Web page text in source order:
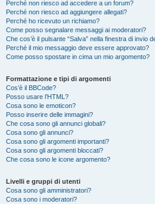
Perché non riesco ad accedere a un forum?
Perché non riesco ad aggiungere allegati?
Perché ho ricevuto un richiamo?
Come posso segnalare messaggi ai moderatori?
Che cos’è il pulsante “Salva” nella finestra di invio
Perché il mio messaggio deve essere approvato?
Come posso spostare in cima un mio argomento?
Formattazione e tipi di argomenti
Cos’è il BBCode?
Posso usare l’HTML?
Cosa sono le emoticon?
Posso inserire delle immagini?
Che cosa sono gli annunci globali?
Cosa sono gli annunci?
Cosa sono gli argomenti importanti?
Cosa sono gli argomenti bloccati?
Che cosa sono le icone argomento?
Livelli e gruppi di utenti
Cosa sono gli amministratori?
Cosa sono i moderatori?